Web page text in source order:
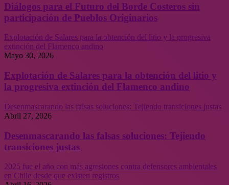
Diálogos para el Futuro del Borde Costeros sin
participación de Pueblos Originarios
Explotación de Salares para la obtención del litio y la progresiva
extinción del Flamenco andino
Mayo 30, 2026
Explotación de Salares para la obtención del litio y
la progresiva extinción del Flamenco andino
Desenmascarando las falsas soluciones: Tejiendo transiciones justas
Abril 27, 2026
Desenmascarando las falsas soluciones: Tejiendo
transiciones justas
2025 fue el año con más agresiones contra defensores ambientales
en Chile desde que existen registros